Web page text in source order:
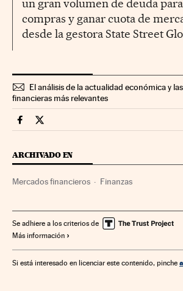
un gran volumen de deuda
compras y ganar cuota de
desde la gestora State Street
El análisis de la actualidad económica y
financieras más relevantes
Mercados Financieros Cinco Días en
Mercados Financieros Cinco Días
ARCHIVADO EN
Mercados financieros Finanzas
Se adhiere a los criterios de
Más información
Si está interesado en licenciar este contenido, pinche